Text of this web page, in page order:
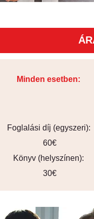
Minden esetben:
Foglalási díj (egyszeri):
60€
Könyv (helyszínen):
30€